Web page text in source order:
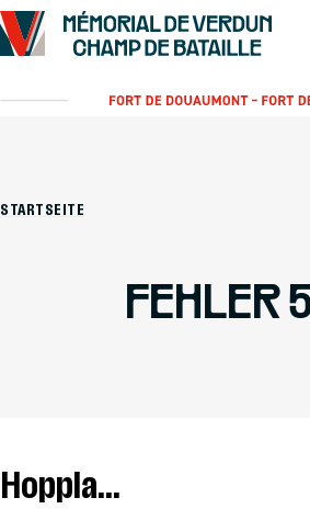
STARTSEITE
FEHLER
Hoppla...